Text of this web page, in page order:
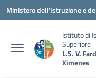
Vai ai contenuti
Vai al menu di navigazione
Vai al footer
Ministero dell'Istruzione e
Istituto di
Superiore
L.S. V.
Ximenes